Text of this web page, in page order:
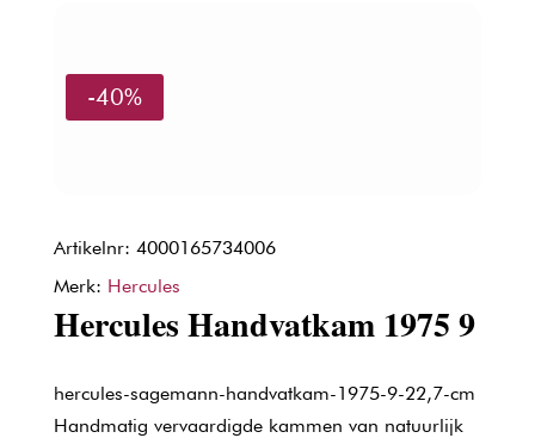
-40%
Artikelnr: 4000165734006
Merk: Hercules
Hercules Handvatkam 1975 9
hercules-sagemann-handvatkam-1975-9-22,7-cm
Handmatig vervaardigde kammen van natuurlijk